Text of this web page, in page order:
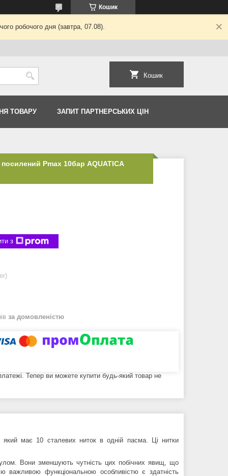
Кошик
робочого дня (завтра, 07.08).
Кошик
ТОВАРУ ЗАПИТ ПАРТНЕРСЬКИХ ЦІН
Pmax 10бар AQUATICA
з
за домовленістю
Тепер ви можете купити будь-який товар не
має 10 сталевих ниток в одній пасма. Ці нитки
Вони зменшують чутність цих побічних явищ, що
важливою функціональною особливістю є здатність